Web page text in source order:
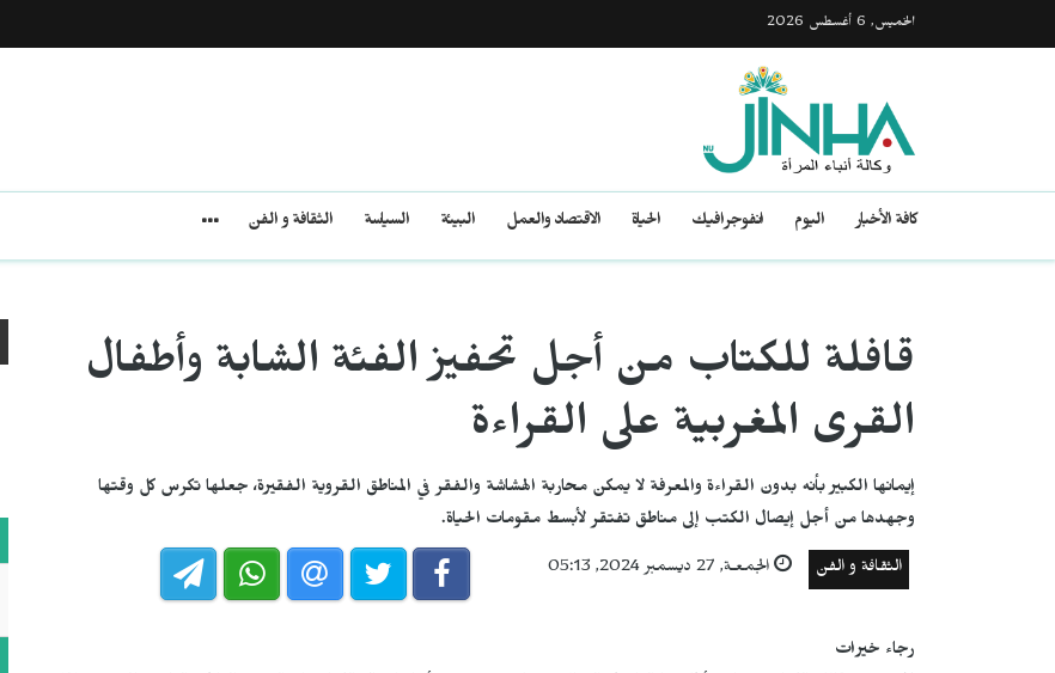
الخميس, 6 أغسطس 2026
كافة الأخبار اليوم انفوجرافيك الحياة الاقتصاد والعمل البيئة السياسة الثقافة و الفن
قافلة للكتاب من أجل تحفيز الفئة الشابة وأطفال
القرى المغربية على القراءة
إيمانها الكبير بأنه بدون القراءة والمعرفة لا يمكن محاربة الهشاشة والفقر في المناطق القروية الفقيرة، جعلها تكرس كل وقتها
وجهدها من أجل إيصال الكتب إلى مناطق تفتقر لأبسط مقومات الحياة.
الثقافة و الفن الجمعـة, 27 ديسمبر 2024, 05:13
رجاء خيرات